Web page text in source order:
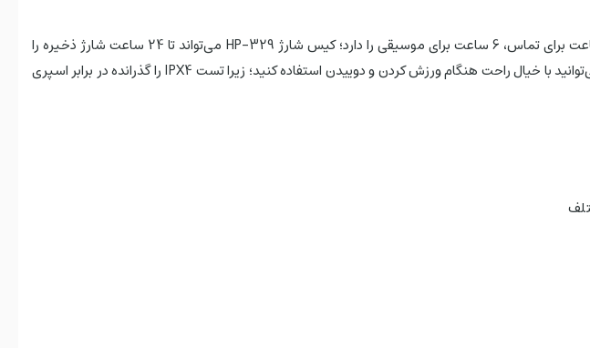
هندزفری Mcdodo HP-329 با باتری 400 میلی آمپری (70 میلی آمپر برای هدفون) توانایی نگهداری شارژ تا 5 ساعت برای تماس، 6 ساعت برای موسیقی را دارد؛ کیس شارژ HP-329 می‌تواند تا 24 ساعت شارژ ذخیره را
نگهداری کند. رابط شارژر آن تایپ‌سی بوده و در عرض یک ساعت و نیم به صورت کامل شارژ می‌شود. HP-329 را می‌توانید با خیال راحت هنگام ورزش کردن و دوییدن استفاده کنید؛ زیرا تست IPX4 را گذرانده در برابر اسپری